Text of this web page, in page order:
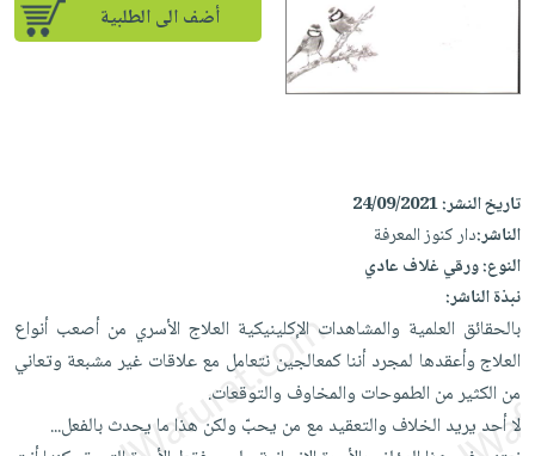
القراءة
يتكرر
iKitab
على
Android
تحميل
iKitab
على
Apple
على
masmu3
على
Apple
تعليمية
جوائز
أجهزة
العناية
الشخصية
العناية
وتصفيف
الشعر
العناية
بالجسم
المطبخ
والسفرة
جديد
الكل
أواني
الطهي
أدوات
متجر
الهدايا
أقسام
أضف الى الطلبية
تاريخ النشر:24/09/2021
الناشر:دار كنوز المعرفة
النوع:ورقي غلاف عادي
نبذة الناشر:
بالحقائق العلمية والمشاهدات الإكلينيكية العلاج الأسري من أصعب أنواع
العلاج وأعقدها لمجرد أننا كمعالجين نتعامل مع علاقات غير مشبعة وتعاني
من الكثير من الطموحات والمخاوف والتوقعات.
لا أحد يريد الخلاف والتعقيد مع من يحبّ ولكن هذا ما يحدث بالفعل...